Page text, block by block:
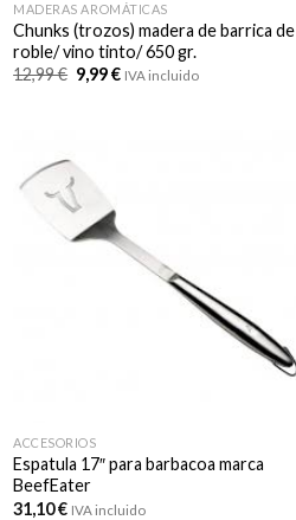
MADERAS AROMÁTICAS
Chunks (trozos) madera de barrica de
roble/ vino tinto/ 650 gr.
12,99€ El
precio
9,99€ElIVA incluido
ACCESORIOS
Espatula 17″ para barbacoa marca
BeefEater
31,10€ IVA incluido